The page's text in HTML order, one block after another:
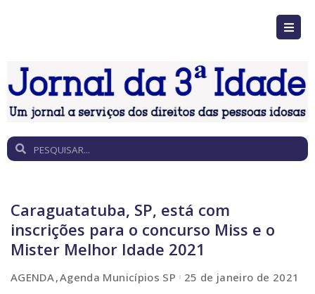
Caraguatatuba, SP, está com
inscrições para o concurso Miss e o
Mister Melhor Idade 2021
AGENDA Agenda Municípios SP 25 de janeiro de 2021